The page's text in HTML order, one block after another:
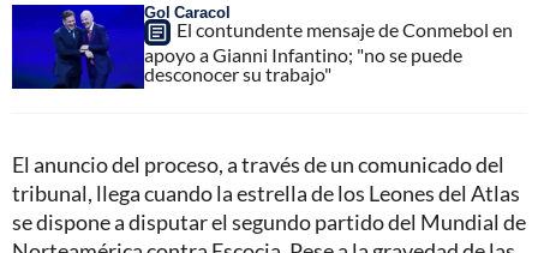
Gol Caracol
El contundente mensaje de Conmebol en
apoyo a Gianni Infantino; "no se puede
desconocer su trabajo"
El anuncio del proceso, a través de un comunicado del
tribunal, llega cuando la estrella de los Leones del Atlas
se dispone a disputar el segundo partido del Mundial de